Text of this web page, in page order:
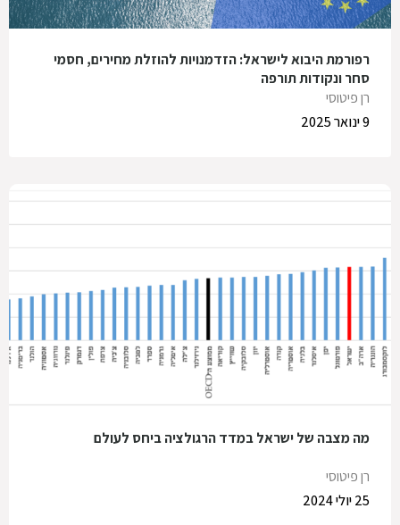
רפורמת היבוא לישראל: הזדמנויות להוזלת מחירים, חסמי
סחר ונקודות תורפה
רן פיטוסי
9 ינואר 2025
מה מצבה של ישראל במדד הרגולציה ביחס לעולם
רן פיטוסי
25 יולי 2024